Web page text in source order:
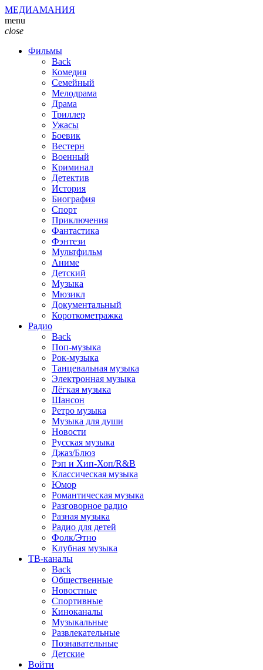
МЕДИАМАНИЯ
menu
close
Фильмы
Back
Комедия
Семейный
Мелодрама
Драма
Триллер
Ужасы
Боевик
Вестерн
Военный
Криминал
Детектив
История
Биография
Спорт
Приключения
Фантастика
Фэнтези
Мультфильм
Аниме
Детский
Музыка
Мюзикл
Документальный
Короткометражка
Радио
Back
Поп-музыка
Рок-музыка
Танцевальная музыка
Электронная музыка
Лёгкая музыка
Шансон
Ретро музыка
Музыка для души
Новости
Русская музыка
Джаз/Блюз
Рэп и Хип-Хоп/R&B
Классическая музыка
Юмор
Романтическая музыка
Разговорное радио
Разная музыка
Радио для детей
Фолк/Этно
Клубная музыка
ТВ-каналы
Back
Общественные
Новостные
Спортивные
Киноканалы
Музыкальные
Развлекательные
Познавательные
Детские
Войти